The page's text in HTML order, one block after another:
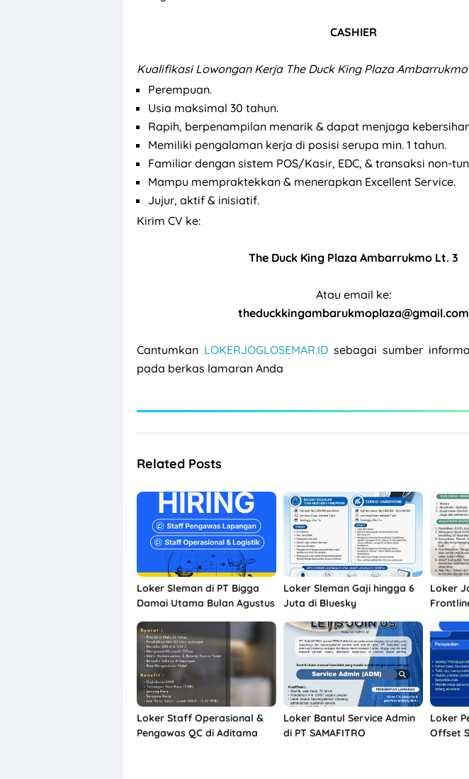
CASHIER
Kualifikasi Lowongan Kerja The Duck King Plaza
Perempuan.
Usia maksimal 30 tahun.
Rapih, berpenampilan menarik & dapat menjaga
Memiliki pengalaman kerja di posisi serupa min. 1 tahun.
Familiar dengan sistem POS/Kasir, EDC, & transaksi non-
Mampu mempraktekkan & menerapkan Excellent Service.
Jujur, aktif & inisiatif.
Kirim CV ke:
The Duck King Plaza Ambarrukmo Lt. 3
Atau email ke:
theduckkingambarukmoplaza@gmail.com
Cantumkan LOKERJOGLOSEMAR.ID sebagai sumber
pada berkas lamaran Anda
Related Posts
Loker Sleman di PT Bigga
Damai Utama Bulan Agustus
Loker Sleman Gaji hingga 6
Juta di Bluesky
Loker
Loker Staff Operasional &
Pengawas QC di Aditama
Homedecor Interiors Sleman
Loker Bantul Service Admin
di PT SAMAFITRO
Loker
Offset
Lulusan